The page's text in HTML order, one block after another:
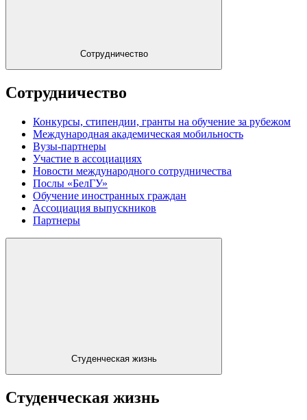
Сотрудничество
Сотрудничество
Конкурсы, стипендии, гранты на обучение за рубежом
Международная академическая мобильность
Вузы-партнеры
Участие в ассоциациях
Новости международного сотрудничества
Послы «БелГУ»
Обучение иностранных граждан
Ассоциация выпускников
Партнеры
Студенческая жизнь
Студенческая жизнь